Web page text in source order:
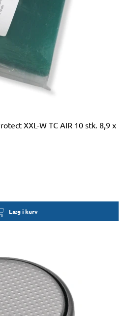
XXL-W TC AIR 10 stk. 8,9 x
Læg i kurv